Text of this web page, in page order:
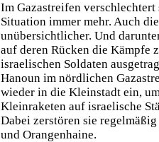
Im Gazastreifen
Situation immer mehr. Auch
unübersichtlicher. Und
auf deren Rücken die Kämpfe
israelischen Soldaten
Hanoun im nördlichen
wieder in die Kleinstadt ein,
Kleinraketen auf israelische
Dabei zerstören sie
und Orangenhaine.